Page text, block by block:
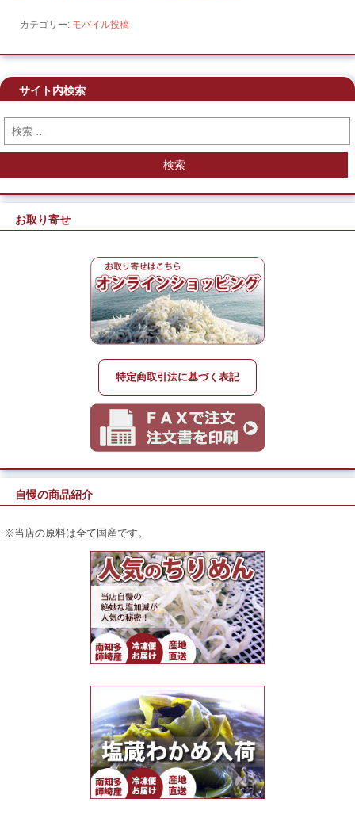
カテゴリー: モバイル投稿
サイト内検索
検索
お取り寄せ
特定商取引法に基づく表記
自慢の商品紹介
※当店の原料は全て国産です。